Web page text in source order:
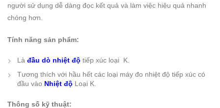
người sử dụng dễ dàng đọc kết quả và làm việc hiệu quả nhanh
chóng hơn.
Tính năng sản phẩm:
Là đầu dò nhiệt độ tiếp xúc loại K.
Tương thích với hầu hết các loại máy đo nhiệt độ tiếp xúc có
đầu vào Nhiệt độ Loại K.
Thông số kỹ thuật: